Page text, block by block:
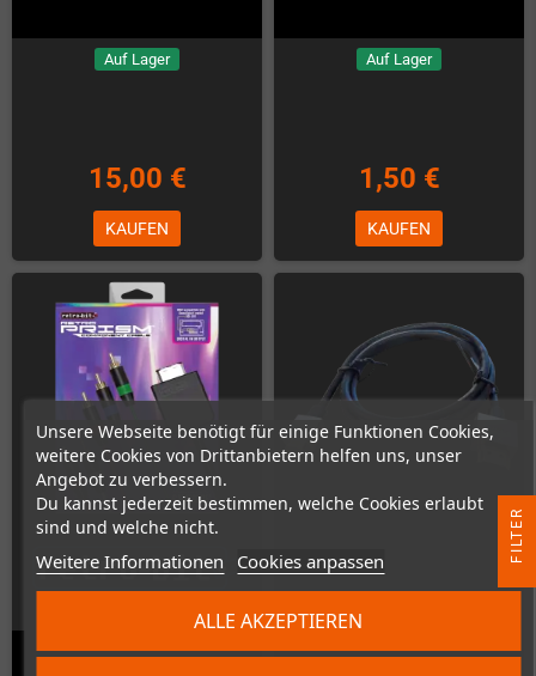
Unsere Webseite benötigt für einige Funktionen Cookies,
weitere Cookies von Drittanbietern helfen uns, unser
Angebot zu verbessern.
Du kannst jederzeit bestimmen, welche Cookies erlaubt
sind und welche nicht.
Weitere Informationen Cookies anpassen
ALLE AKZEPTIEREN
Auf Lager
15,00 €
KAUFEN
Auf Lager
1,50 €
KAUFEN
R